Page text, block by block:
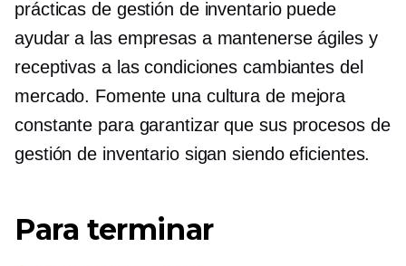
prácticas de gestión de inventario puede
ayudar a las empresas a mantenerse ágiles y
receptivas a las condiciones cambiantes del
mercado. Fomente una cultura de mejora
constante para garantizar que sus procesos de
gestión de inventario sigan siendo eficientes.
Para terminar